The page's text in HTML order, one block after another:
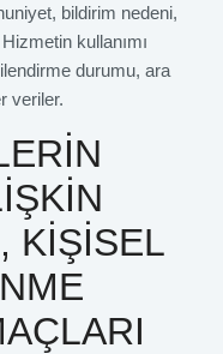
bildirim nedeni,
kullanımı
durumu, ara
veriler.
KİŞİSEL